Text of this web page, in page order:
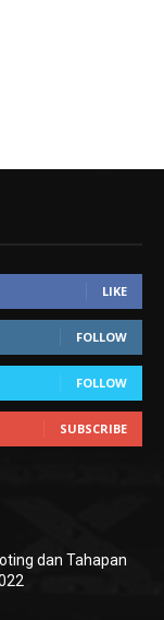
LIKE
FOLLOW
FOLLOW
SUBSCRIBE
dan Tahapan